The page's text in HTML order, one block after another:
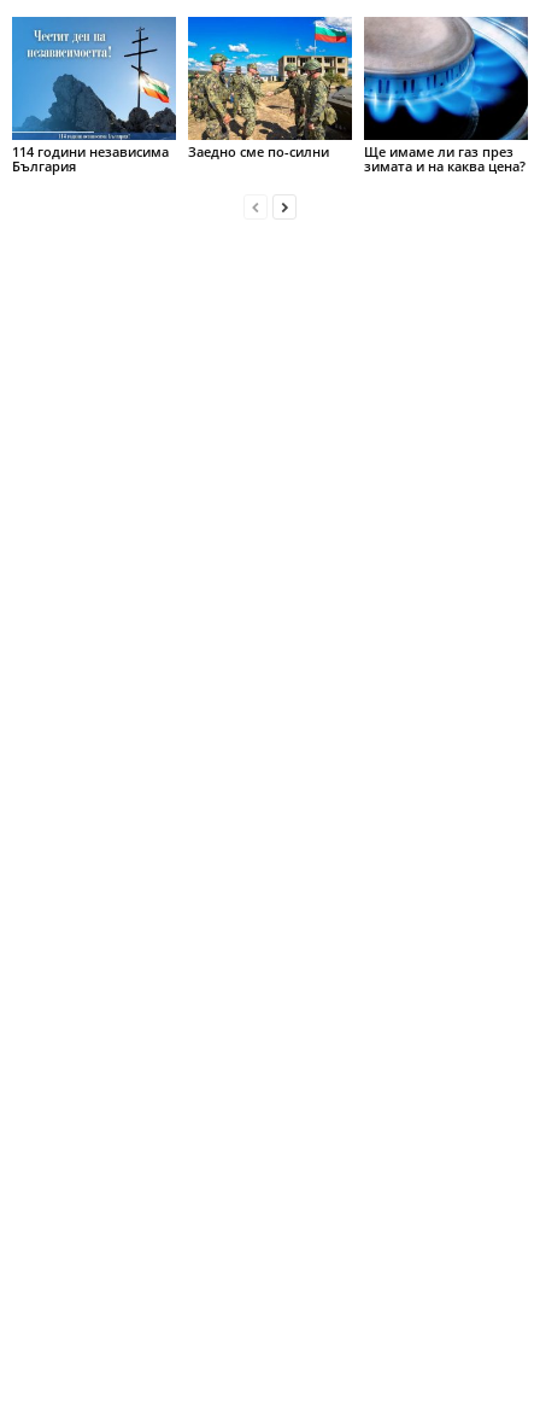
114 години независима
България
Заедно сме по-силни
Ще имаме ли газ през
зимата и на каква цена?